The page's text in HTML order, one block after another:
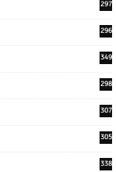
297
296
349
298
307
305
338